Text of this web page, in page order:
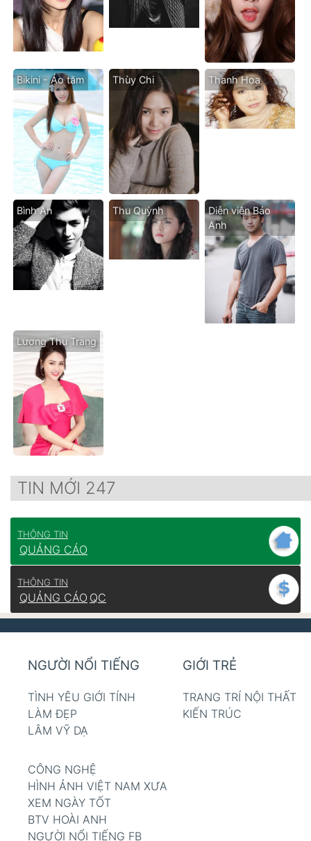
Bikini - Áo tăm Thùy Chi Thanh Hoa
Bình An Thu Quỳnh
Diễn viên Bảo
Anh
Lương Thu Trang
TIN MỚI 247
THÔNG TIN
QUẢNG CÁO
THÔNG TIN
QUẢNG CÁO QC
NGƯỜI NỔI TIẾNG
TÌNH YÊU GIỚI TÍNH
LÀM ĐẸP
LÂM VỸ DẠ
GIỚI TRẺ
TRANG TRÍ NỘI THẤT
KIẾN TRÚC
CÔNG NGHỆ
HÌNH ẢNH VIỆT NAM XƯA
XEM NGÀY TỐT
BTV HOÀI ANH
NGƯỜI NỔI TIẾNG FB